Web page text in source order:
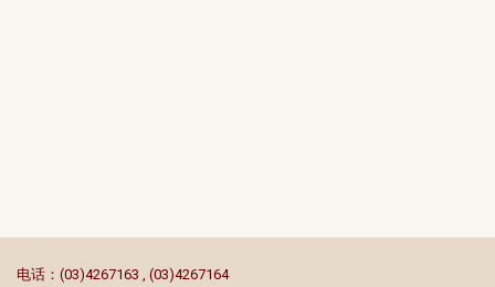
电话：(03)4267163 , (03)4267164